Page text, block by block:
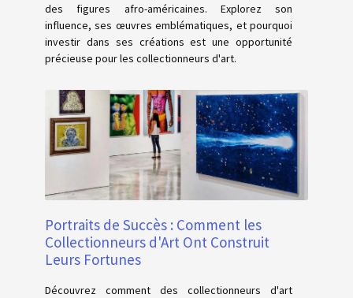
des figures afro-américaines. Explorez son
influence, ses œuvres emblématiques, et pourquoi
investir dans ses créations est une opportunité
précieuse pour les collectionneurs d'art.
Portraits de Succès : Comment les
Collectionneurs d'Art Ont Construit
Leurs Fortunes
Découvrez comment des collectionneurs d'art